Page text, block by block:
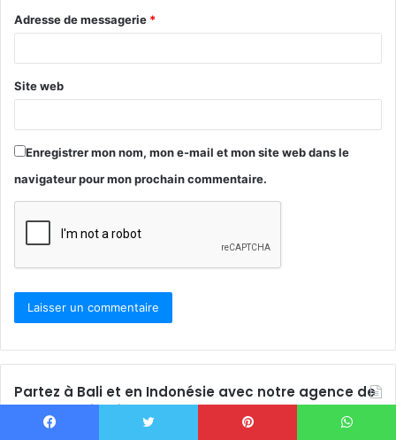
e
Adresse de messagerie *
Site web
Enregistrer mon nom, mon e-mail et mon site web dans le
navigateur pour mon prochain commentaire.
Partez à Bali et en Indonésie avec notre agence de
voyages MimpiGO